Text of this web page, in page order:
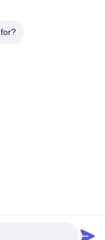
のエアー バッグ5 GT